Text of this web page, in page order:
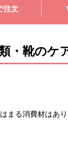
注文
・靴のケ
まる消費材はあり